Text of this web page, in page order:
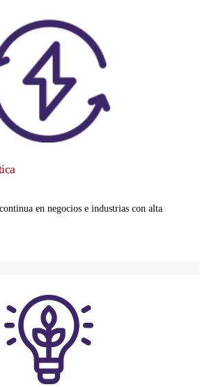
en negocios e industrias con alta